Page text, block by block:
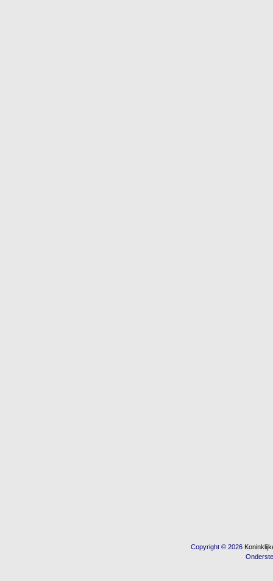
Copyright © 2026